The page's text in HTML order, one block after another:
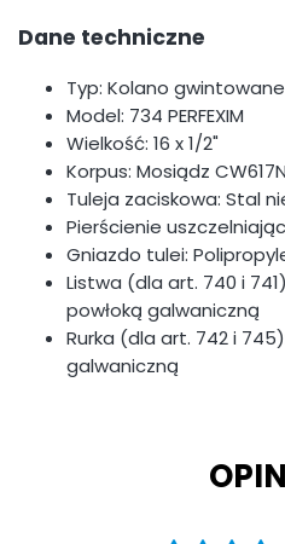
Dane techniczne
Typ: Kolano
Model: 734 PERFEXIM
Wielkość: 16 x 1/2"
Korpus: Mosiądz CW617N
Tuleja zaciskowa: Stal
Pierścienie
Gniazdo tulei:
Listwa (dla art. 740 i
powłoką galwaniczną
Rurka (dla art. 742 i
galwaniczną